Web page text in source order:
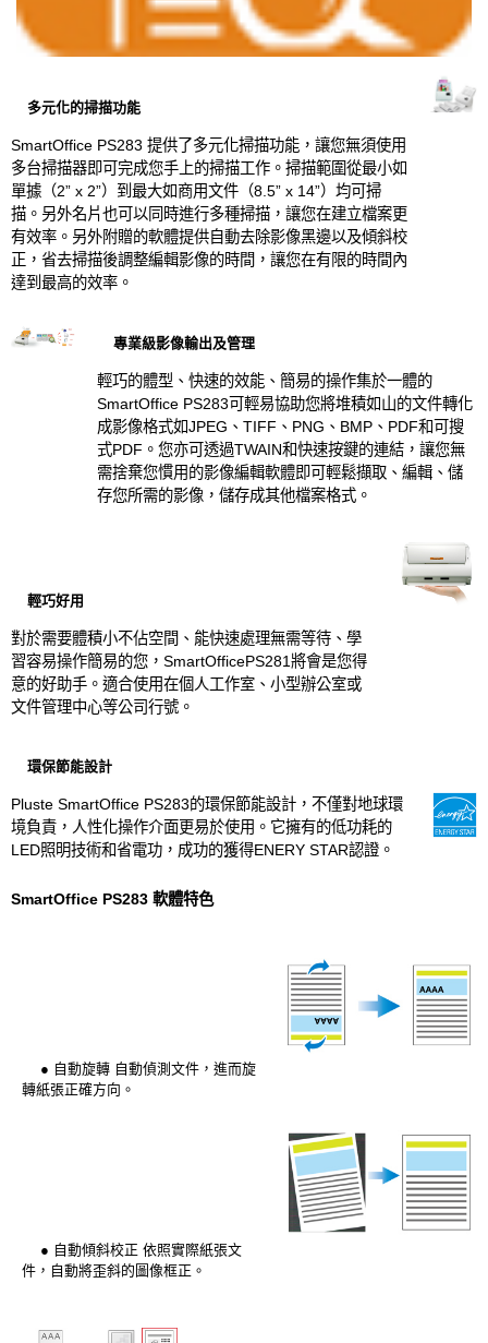
多元化的掃描功能
SmartOffice PS283 提供了多元化掃描功能，讓您無須使用
多台掃描器即可完成您手上的掃描工作。掃描範圍從最小如
單據（2” x 2”）到最大如商用文件（8.5” x 14”）均可掃
描。另外名片也可以同時進行多種掃描，讓您在建立檔案更
有效率。另外附贈的軟體提供自動去除影像黑邊以及傾斜校
正，省去掃描後調整編輯影像的時間，讓您在有限的時間內
達到最高的效率。
專業級影像輸出及管理
輕巧的體型、快速的效能、簡易的操作集於一體的
SmartOffice PS283可輕易協助您將堆積如山的文件轉化
成影像格式如JPEG、TIFF、PNG、BMP、PDF和可搜
式PDF。您亦可透過TWAIN和快速按鍵的連結，讓您無
需捨棄您慣用的影像編輯軟體即可輕鬆擷取、編輯、儲
存您所需的影像，儲存成其他檔案格式。
輕巧好用
對於需要體積小不佔空間、能快速處理無需等待、學
習容易操作簡易的您，SmartOfficePS281將會是您得
意的好助手。適合使用在個人工作室、小型辦公室或
文件管理中心等公司行號。
環保節能設計
Pluste SmartOffice PS283的環保節能設計，不僅對地球環
境負責，人性化操作介面更易於使用。它擁有的低功耗的
LED照明技術和省電功，成功的獲得ENERY STAR認證。
SmartOffice PS283 軟體特色
● 自動旋轉 自動偵測文件，進而旋
轉紙張正確方向。
● 自動傾斜校正 依照實際紙張文
件，自動將歪斜的圖像框正。